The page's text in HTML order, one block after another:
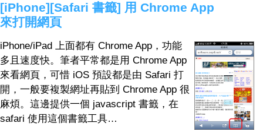
[iPhone][Safari 書籤] 用 Chrome App
來打開網頁
iPhone/iPad 上面都有 Chrome App，功能
多且速度快。筆者平常都是用 Chrome App
來看網頁，可惜 iOS 預設都是由 Safari 打
開，一般要複製網址再貼到 Chrome App 很
麻煩。這邊提供一個 javascript 書籤，在
safari 使用這個書籤工具…